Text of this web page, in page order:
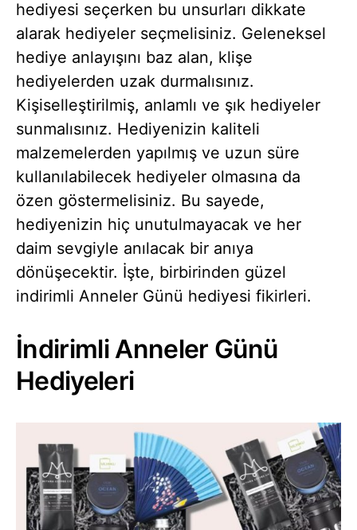
hediyesi seçerken bu unsurları dikkate
alarak hediyeler seçmelisiniz. Geleneksel
hediye anlayışını baz alan, klişe
hediyelerden uzak durmalısınız.
Kişiselleştirilmiş, anlamlı ve şık hediyeler
sunmalısınız. Hediyenizin kaliteli
malzemelerden yapılmış ve uzun süre
kullanılabilecek hediyeler olmasına da
özen göstermelisiniz. Bu sayede,
hediyenizin hiç unutulmayacak ve her
daim sevgiyle anılacak bir anıya
dönüşecektir. İşte, birbirinden güzel
indirimli Anneler Günü hediyesi fikirleri.
İndirimli Anneler Günü
Hediyeleri